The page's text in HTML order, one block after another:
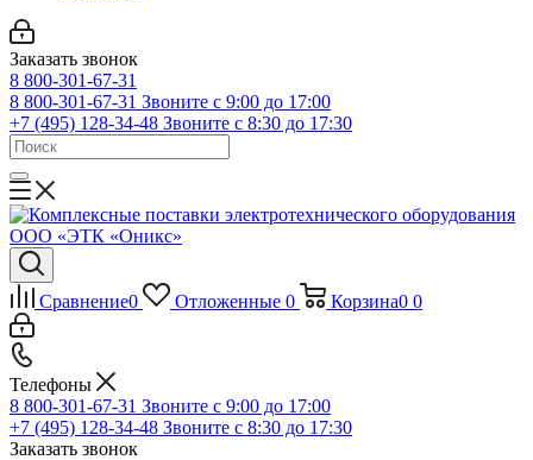
Заказать звонок
8 800-301-67-31
8 800-301-67-31 Звоните с 9:00 до 17:00
+7 (495) 128-34-48 Звоните с 8:30 до 17:30
Сравнение0 Отложенные 0 Корзина0 0
Телефоны
8 800-301-67-31 Звоните с 9:00 до 17:00
+7 (495) 128-34-48 Звоните с 8:30 до 17:30
Заказать звонок